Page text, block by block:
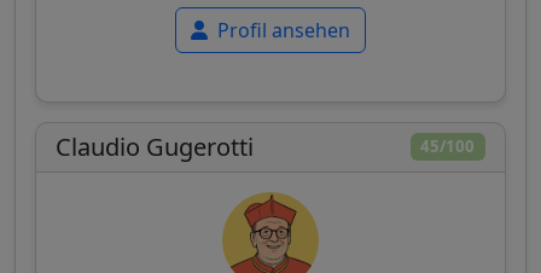
Profil ansehen
45/100
Claudio Gugerotti